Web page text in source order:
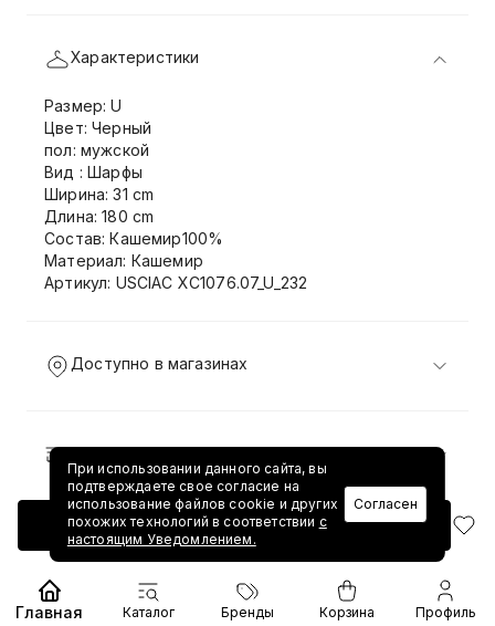
Добавить в корзину
Характеристики
Размер: U
Цвет: Черный
пол: мужской
Вид : Шарфы
Ширина: 31 cm
Длина: 180 cm
Состав: Кашемир100%
Материал: Кашемир
Артикул: USCIAC XC1076.07_U_232
Доступно в магазинах
Доставка и возврат
При использовании данного сайта, вы
подтверждаете свое согласие на
использование файлов cookie и других
похожих технологий в соответствии с
настоящим Уведомлением.
Согласен
Главная Каталог Бренды Корзина Профиль